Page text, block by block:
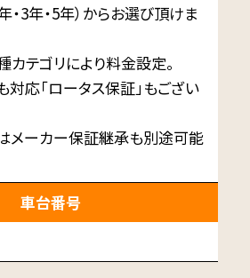
・3年・5年）からお選び頂けま
テゴリにより料金設定。
応「ロータス保証」もござい
メーカー保証継承も別途可能
車台番号